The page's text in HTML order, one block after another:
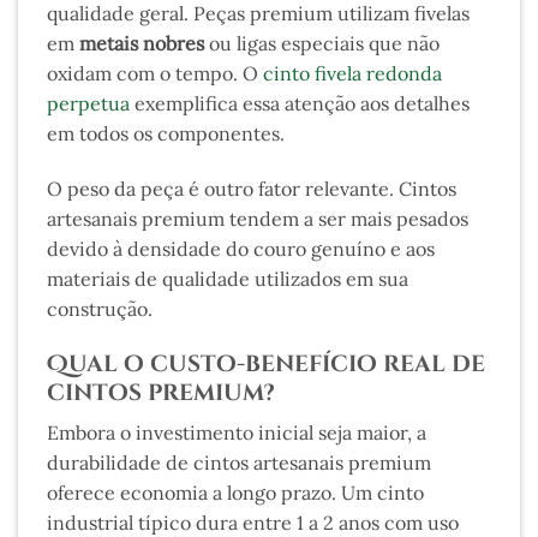
qualidade geral. Peças premium utilizam fivelas
em metais nobresou ligas especiais que não
oxidam com o tempo. O cinto fivela redonda
perpetua exemplifica essa atenção aos detalhes
em todos os componentes.
O peso da peça é outro fator relevante. Cintos
artesanais premium tendem a ser mais pesados
devido à densidade do couro genuíno e aos
materiais de qualidade utilizados em sua
construção.
Qual o custo-benefício real de
cintos premium?
Embora o investimento inicial seja maior, a
durabilidade de cintos artesanais premium
oferece economia a longo prazo. Um cinto
industrial típico dura entre 1 a 2 anos com uso